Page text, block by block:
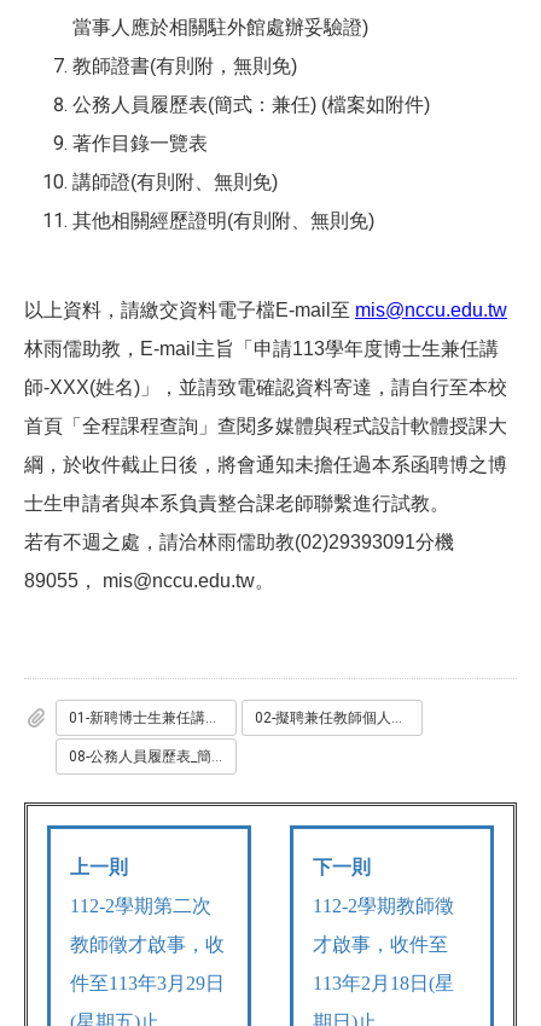
當事人應於相關駐外館處辦妥驗證)
教師證書(有則附，無則免)
公務人員履歷表(簡式：兼任) (檔案如附件)
著作目錄一覽表
講師證(有則附、無則免)
其他相關經歷證明(有則附、無則免)
以上資料，請繳交資料電子檔E-mail至 mis@nccu.edu.tw
林雨儒助教，E-mail主旨「申請113學年度博士生兼任講
師-XXX(姓名) 」，並請致電確認資料寄達，請自行至本校
首頁「全程課程查詢」查閱多媒體與程式設計軟體授課大
綱，於收件截止日後，將會通知未擔任過本系函聘博之博
士生申請者與本系負責整合課老師聯繫進行試教。
若有不週之處，請洽林雨儒助教(02)29393091分機
89055， mis@nccu.edu.tw。
01-新聘博士生兼任講師提名表_兼任_.doc.doc 02-擬聘兼任教師個人資料表.doc.doc
08-公務人員履歷表_簡式_兼任_.doc.doc
上一則
112-2學期第二次
教師徵才啟事，收
件至113年3月29日
(星期五)止。
下一則
112-2學期教師徵
才啟事，收件至
113年2月18日(星
期日)止。